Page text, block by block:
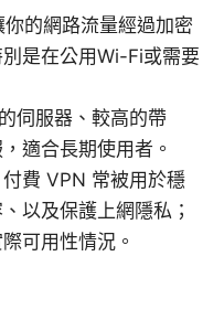
的網路流量經過加密
是在公用Wi-Fi或需要
伺服器、較高的帶
適合長期使用者。
費 VPN 常被用於穩
以及保護上網隱私；
可用性情況。